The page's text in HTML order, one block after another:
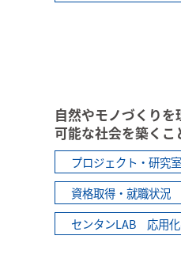
自然やモノづくり
可能な社会を築くこ
プロジェクト・研究
資格取得・就職状況
センタンLAB 応用